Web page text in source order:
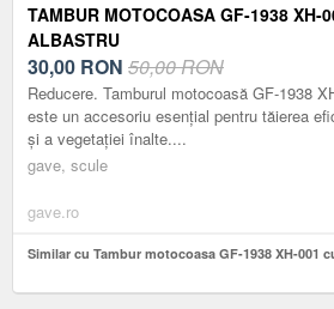
TAMBUR MOTOCOASA GF-1938 XH-
ALBASTRU
30,00 RON 50,00 RON
Reducere. Tamburul motocoasă GF-1938
este un accesoriu esențial pentru tăierea
și a vegetației înalte....
gave, scule
gave.ro
Similar cu Tambur motocoasa GF-1938 XH-001